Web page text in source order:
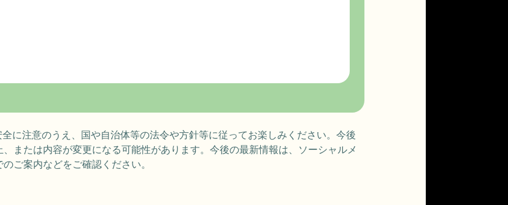
全に注意のうえ、国や自治体等の法令や方針等に従ってお楽しみください。今後
または内容が変更になる可能性があります。今後の最新情報は、ソーシャルメ
ご案内などをご確認ください。